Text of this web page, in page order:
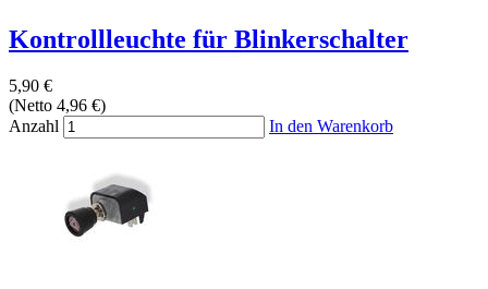
Kontrollleuchte für Blinkerschalter
5,90 €
(Netto 4,96 €)
Anzahl
In den Warenkorb